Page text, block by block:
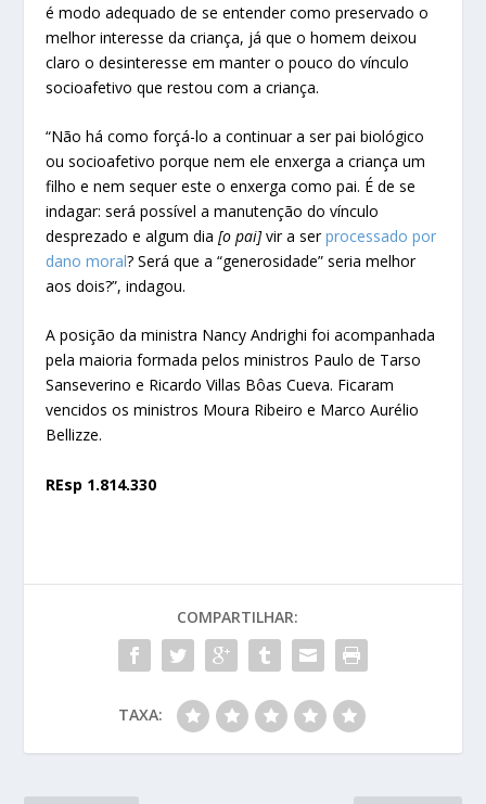
é modo adequado de se entender como preservado o
melhor interesse da criança, já que o homem deixou
claro o desinteresse em manter o pouco do vínculo
socioafetivo que restou com a criança.
“Não há como forçá-lo a continuar a ser pai biológico
ou socioafetivo porque nem ele enxerga a criança um
filho e nem sequer este o enxerga como pai. É de se
indagar: será possível a manutenção do vínculo
desprezado e algum dia[o pai]vir a serprocessado por
dano moral? Será que a “generosidade” seria melhor
aos dois?”, indagou.
A posição da ministra Nancy Andrighi foi acompanhada
pela maioria formada pelos ministros Paulo de Tarso
Sanseverino e Ricardo Villas Bôas Cueva. Ficaram
vencidos os ministros Moura Ribeiro e Marco Aurélio
Bellizze.
REsp 1.814.330
COMPARTILHAR:
TAXA: